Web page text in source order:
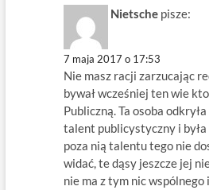
Nietsche pisze:
7 maja 2017 o 17:53
Nie masz racji zarzucając
bywał wcześniej ten wie
Publiczną. Ta osoba
talent publicystyczny i
poza nią talentu tego nie
widać, te dąsy jeszcze jej
nie ma z tym nic